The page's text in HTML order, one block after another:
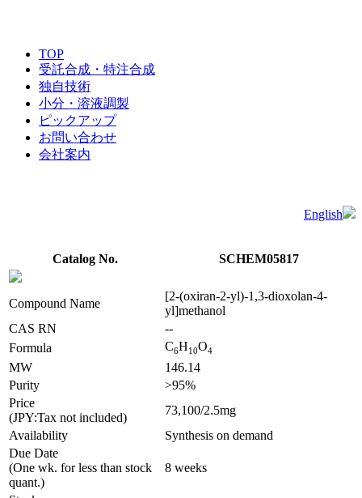
TOP
受託合成・特注合成
独自技術
小分・溶液調製
ピックアップ
お問い合わせ
会社案内
English
Catalog No. SCHEM05817
Compound Name
[2-(oxiran-2-yl)-1,3-dioxolan-4-
yl]methanol
CAS RN
--
Formula
C6H10O4
MW
146.14
Purity
>95%
Price
(JPY:Tax not included)
73,100/2.5mg
Availability
Synthesis on demand
Due Date
(One wk. for less than stock
quant.)
8 weeks